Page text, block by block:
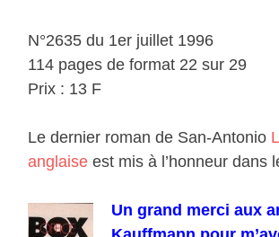
N°2635 du 1er juillet 1996
114 pages de format 22 sur 29
Prix : 13 F
Le dernier roman de San-Antonio
anglaise est mis à l’honneur dans
Un grand merci aux